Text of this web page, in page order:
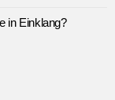
in Einklang?